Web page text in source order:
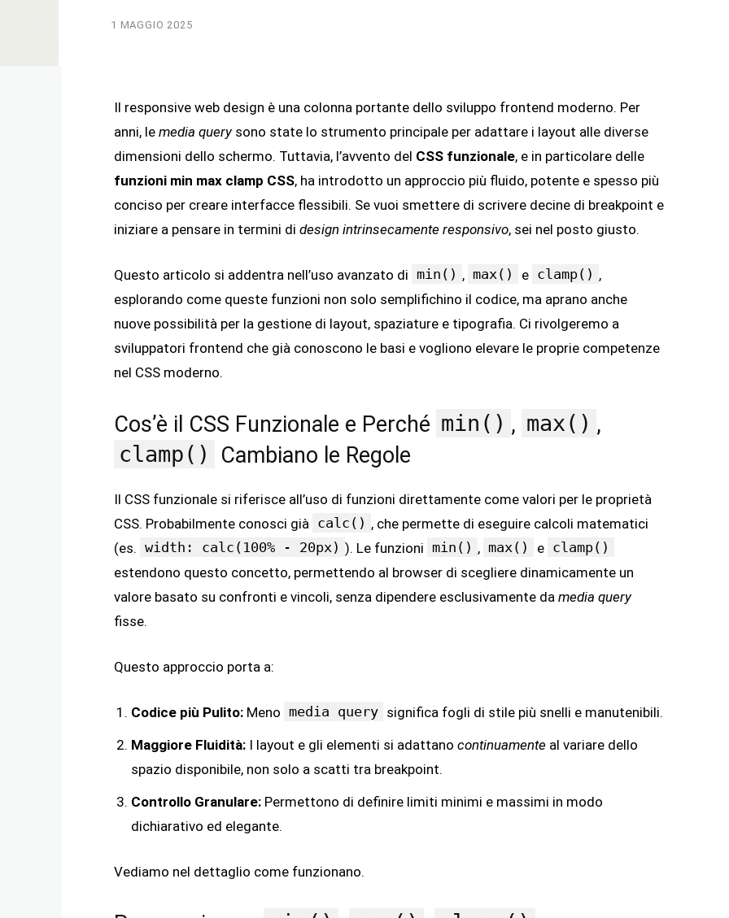
1 MAGGIO 2025
Il responsive web design è una colonna portante dello sviluppo frontend moderno. Per
anni, le media querysono state lo strumento principale per adattare i layout alle diverse
dimensioni dello schermo. Tuttavia, l’avvento del CSS funzionale, e in particolare delle
funzioni min max clamp CSS, ha introdotto un approccio più fluido, potente e spesso più
conciso per creare interfacce flessibili. Se vuoi smettere di scrivere decine di breakpoint e
iniziare a pensare in termini di design intrinsecamente responsivo, sei nel posto giusto.
Questo articolo si addentra nell’uso avanzato di min() , max() e clamp() ,
esplorando come queste funzioni non solo semplifichino il codice, ma aprano anche
nuove possibilità per la gestione di layout, spaziature e tipografia. Ci rivolgeremo a
sviluppatori frontend che già conoscono le basi e vogliono elevare le proprie competenze
nel CSS moderno.
Cos’è il CSS Funzionale e Perché min() , max() ,
clamp() Cambiano le Regole
Il CSS funzionale si riferisce all’uso di funzioni direttamente come valori per le proprietà
CSS. Probabilmente conosci già calc() , che permette di eseguire calcoli matematici
(es. width: calc(100% - 20px) ). Le funzioni min() , max() e clamp()
estendono questo concetto, permettendo al browser di scegliere dinamicamente un
valore basato su confronti e vincoli, senza dipendere esclusivamente da media query
fisse.
Questo approccio porta a:
Codice più Pulito: Meno media query significa fogli di stile più snelli e manutenibili.
Maggiore Fluidità: I layout e gli elementi si adattano continuamente al variare dello
spazio disponibile, non solo a scatti tra breakpoint.
Controllo Granulare: Permettono di definire limiti minimi e massimi in modo
dichiarativo ed elegante.
Vediamo nel dettaglio come funzionano.